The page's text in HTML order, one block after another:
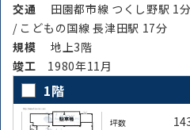
交通
田園都市線 つくし野駅 1
/ こどもの国線 長津田駅 17分
規模
地上3階
竣⼯ 1980年11月
1階
坪数